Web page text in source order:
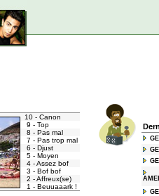
10 - Canon
9 - Top
8 - Pas mal
7 - Pas trop mal
6 - Djust
5 - Moyen
4 - Assez bof
3 - Bof bof
2 - Affreux(se)
1 - Beuuaaark !